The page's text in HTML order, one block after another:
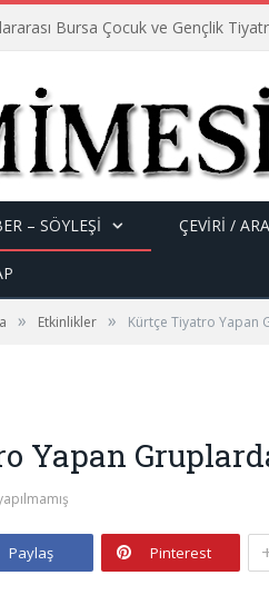
Bursa Çocuk ve Gençlik
– SÖYLEŞI ÇEVİRİ /
» Etkinlikler » Kürtçe Tiyatro Yapan
Yapan
Paylaş Pinterest